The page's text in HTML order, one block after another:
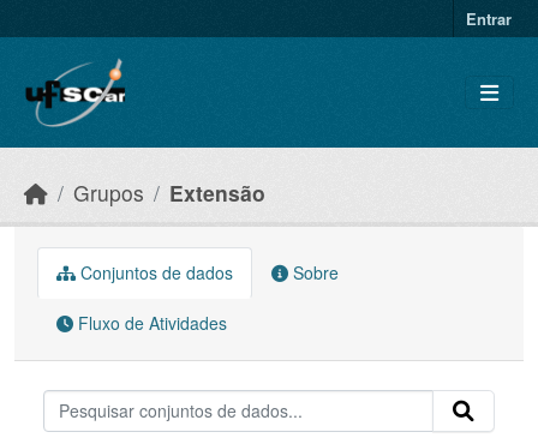
Entrar
Grupos Extensão
Conjuntos de dados Sobre
Fluxo de Atividades